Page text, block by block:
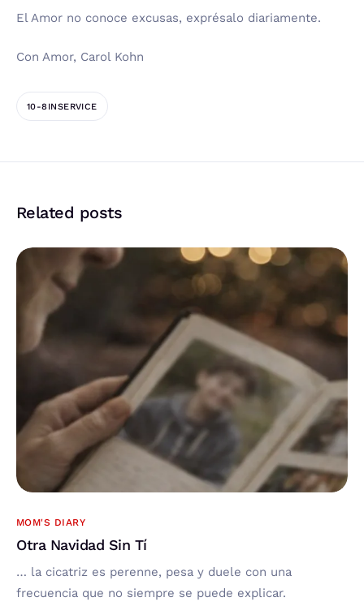
El Amor no conoce excusas, exprésalo diariamente.
Con Amor, Carol Kohn
10-8INSERVICE
Related posts
MOM'S DIARY
Otra Navidad Sin Tí
… la cicatriz es perenne, pesa y duele con una
frecuencia que no siempre se puede explicar.